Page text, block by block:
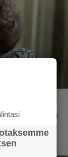
tekevät